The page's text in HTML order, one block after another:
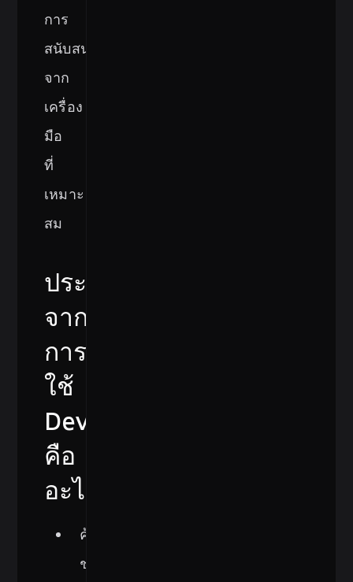
การ
สนับสนุน
จาก
เครื่อง
มือ
ที่
เหมาะ
สม
ประโยชน์
จาก
การ
ใช้
DevSecOps
คือ
อะไร?
ค้นหา
ช่อง